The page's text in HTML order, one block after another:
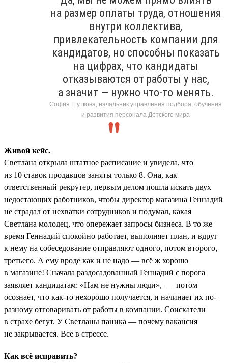
на размер оплаты труда, отношения
внутри коллектива,
привлекательность компании для
кандидатов, но способны показать
на цифрах, что кандидаты
отказываются от работы у нас,
а значит — нужно что-то менять.
София Шуткова, начальник управления подбора, обучения
и развития персонала Детского мира
Живой кейс.
Светлана открыла штатное расписание и увидела, что
из 10 ставок продавцов заняты только 8. Она, как
ответственный рекрутер, первым делом пошла искать двух
недостающих работников, чтобы директор магазина Геннадий
не страдал от нехватки сотрудников и подумал, какая
Светлана молодец, что опережает запросы бизнеса. В то же
время Геннадий спокойно работает, выполняет план, и вдруг
к нему на собеседование отправляют одного, потом второго,
третьего. А ему вроде как и не надо — всё ж хорошо
в магазине! Сначала раздосадованный Геннадий с порога
заявляет кандидатам: «Нам не нужны люди», — потом
осознаёт, что как-то нехорошо получается, и начинает их по-
разному отговаривать от работы в компании. Соискатели
в страхе бегут. У Светланы паника — почему вакансия
не закрывается. Все в стрессе.
Как всё исправить?